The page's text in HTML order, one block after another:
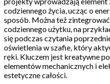
codziennego życia, ucząc o
sposób. Można też
codziennego użytku, na
się podczas czytania
oświetlenia w szafie, który
ręki. Kluczem jest kreatywne
elementów mechanicznych i
estetyczne całości.